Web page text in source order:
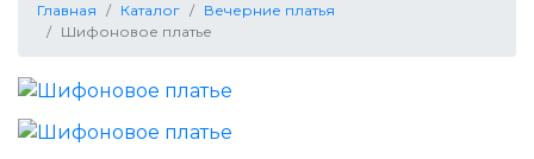
Главная Каталог
Вечерние платья
Шифоновое платье